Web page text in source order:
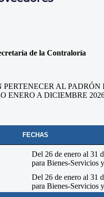
de la Contraloría
AL
ENERO A DICIEMBRE
FECHAS
Del 26 de enero al 31
para Bienes-Servicios
Del 26 de enero al 31
para Bienes-Servicios